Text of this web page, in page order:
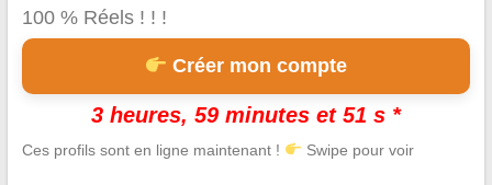
100 % Réels ! ! !
Créer mon compte
3 heures, 59 minutes et 50 s *
Ces profils sont en ligne maintenant ! Swipe pour voir